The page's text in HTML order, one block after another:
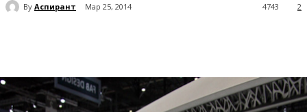
By Аспирант Мар 25, 2014 2
4743